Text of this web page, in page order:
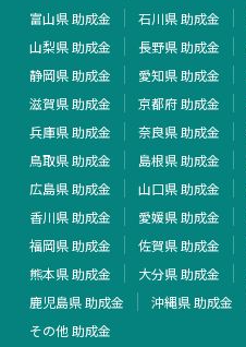
富山県 助成金
石川県 助成金
山梨県 助成金
長野県 助成金
静岡県 助成金
愛知県 助成金
滋賀県 助成金
京都府 助成金
兵庫県 助成金
奈良県 助成金
鳥取県 助成金
島根県 助成金
広島県 助成金
山口県 助成金
香川県 助成金
愛媛県 助成金
福岡県 助成金
佐賀県 助成金
熊本県 助成金
大分県 助成金
鹿児島県 助成金
沖縄県 助成金
その他 助成金